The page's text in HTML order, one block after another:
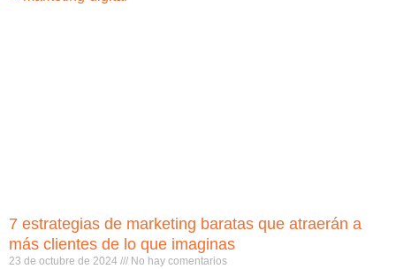
7 estrategias de marketing baratas que atraerán a
más clientes de lo que imaginas
23 de octubre de 2024 No hay comentarios